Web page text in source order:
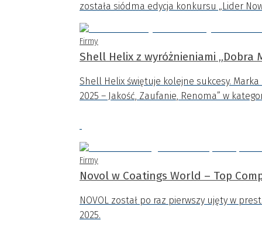
została siódma edycja konkursu „Lider
Firmy
Shell Helix z wyróżnieniami „Dobra
Shell Helix świętuje kolejne sukcesy.
2025 – Jakość, Zaufanie, Renoma” w
Firmy
Novol w Coatings World – Top
NOVOL został po raz pierwszy ujęty w
2025.